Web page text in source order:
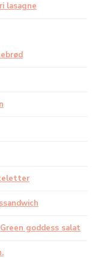
lasagne
goddess salat